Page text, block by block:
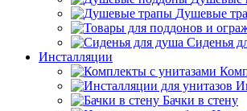
Душевые
Сиденья
Инсталляции
Бачки в стену